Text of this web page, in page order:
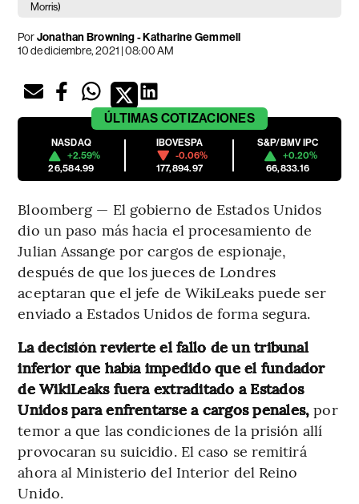
Morris)
PorJonathan Browning - Katharine Gemmell
10 de diciembre, 2021 | 08:00 AM
ÚLTIMAS COTIZACIONES
NASDAQ
+2.59%
26,584.99
IBOVESPA
-0.06%
177,894.97
S&P/BMV IPC
+0.20%
66,833.16
Bloomberg — El gobierno de Estados Unidos
dio un paso más hacia el procesamiento de
Julian Assange por cargos de espionaje,
después de que los jueces de Londres
aceptaran que el jefe de WikiLeaks puede ser
enviado a Estados Unidos de forma segura.
La decisión revierte el fallo de un tribunal
inferior que había impedido que el fundador
de WikiLeaks fuera extraditado a Estados
Unidos para enfrentarse a cargos penales, por
temor a que las condiciones de la prisión allí
provocaran su suicidio. El caso se remitirá
ahora al Ministerio del Interior del Reino
Unido.